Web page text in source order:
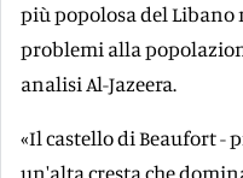
più popolosa del Libano
problemi alla
analisi Al-Jazeera.
«Il castello di Beaufort -
un'alta cresta che